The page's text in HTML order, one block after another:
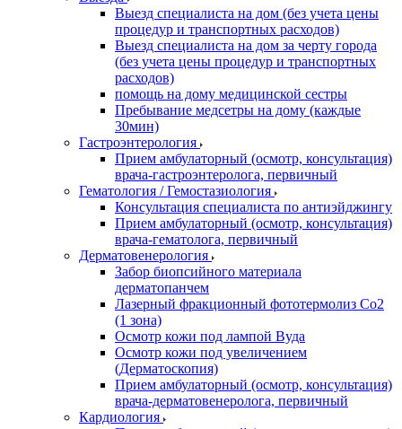
Выезд специалиста на дом (без учета цены
процедур и транспортных расходов)
Выезд специалиста на дом за черту города
(без учета цены процедур и транспортных
расходов)
помощь на дому медицинской сестры
Пребывание медсетры на дому (каждые
30мин)
Гастроэнтерология
Прием амбулаторный (осмотр, консультация)
врача-гастроэнтеролога, первичный
Гематология / Гемостазиология
Консультация специалиста по антиэйджингу
Прием амбулаторный (осмотр, консультация)
врача-гематолога, первичный
Дерматовенерология
Забор биопсийного материала
дерматопанчем
Лазерный фракционный фототермолиз Со2
(1 зона)
Осмотр кожи под лампой Вуда
Осмотр кожи под увеличением
(Дерматоскопия)
Прием амбулаторный (осмотр, консультация)
врача-дерматовенеролога, первичный
Кардиология